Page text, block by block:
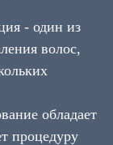
- один из
волос,
обладает
процедуру